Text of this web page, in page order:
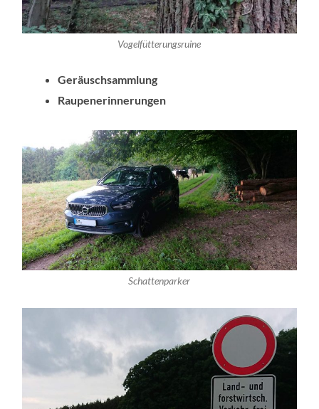
Vogelfütterungsruine
Geräuschsammlung
Raupenerinnerungen
Schattenparker